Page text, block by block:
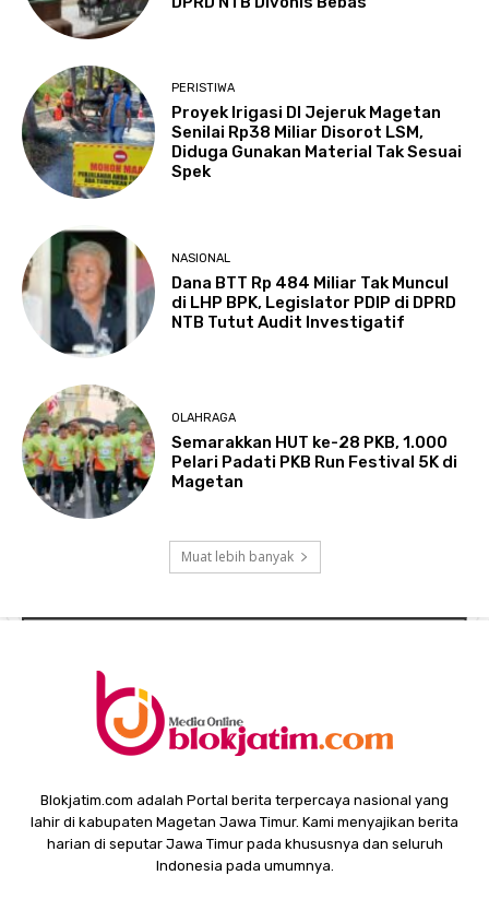
PERISTIWA
Proyek Irigasi DI Jejeruk Magetan
Senilai Rp38 Miliar Disorot LSM,
Diduga Gunakan Material Tak Sesuai
Spek
NASIONAL
Dana BTT Rp 484 Miliar Tak Muncul
di LHP BPK, Legislator PDIP di DPRD
NTB Tutut Audit Investigatif
OLAHRAGA
Semarakkan HUT ke-28 PKB, 1.000
Pelari Padati PKB Run Festival 5K di
Magetan
Muat lebih banyak
Blokjatim.com adalah Portal berita terpercaya nasional yang
lahir di kabupaten Magetan Jawa Timur. Kami menyajikan berita
harian di seputar Jawa Timur pada khususnya dan seluruh
Indonesia pada umumnya.